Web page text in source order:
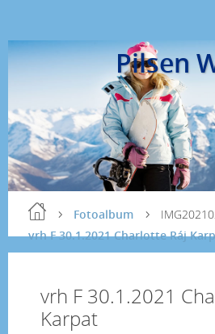
Pilsen
Fotoalbum
vrh F 30.1.2021 Charlotte Ráj
vrh F 30.1.2021
Karpat